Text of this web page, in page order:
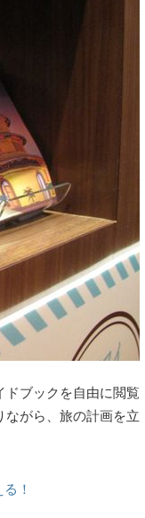
ドブックを自由に閲覧
ながら、旅の計画を立
！